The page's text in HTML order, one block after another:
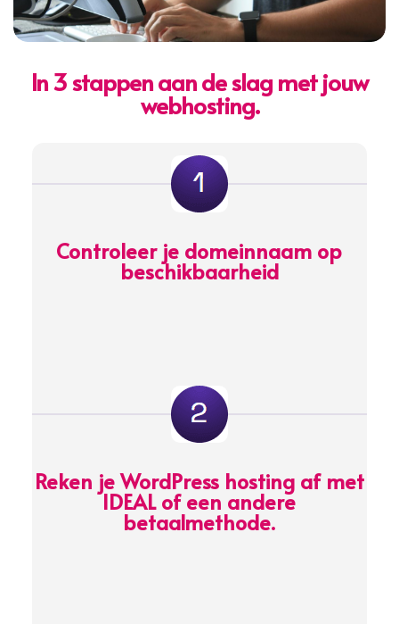
In 3 stappen aan de slag met jouw
webhosting.
Controleer je domeinnaam op
beschikbaarheid
Reken je WordPress hosting af met
IDEAL of een andere
betaalmethode.